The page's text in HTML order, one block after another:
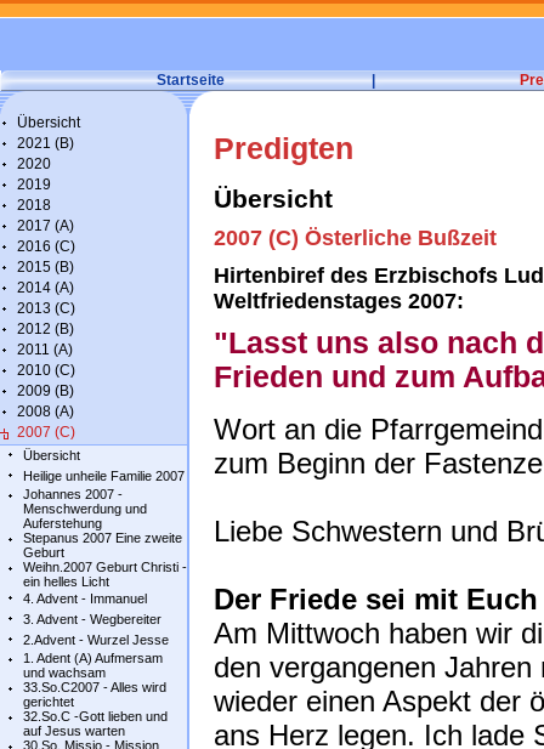
Startseite |
Übersicht
2021 (B)
2020
2019
2018
2017 (A)
2016 (C)
2015 (B)
2014 (A)
2013 (C)
2012 (B)
2011 (A)
2010 (C)
2009 (B)
2008 (A)
2007 (C)
Übersicht
Heilige unheile Familie 2007
Johannes 2007 -
Menschwerdung und
Auferstehung
Stepanus 2007 Eine zweite
Geburt
Weihn.2007 Geburt Christi -
ein helles Licht
4. Advent - Immanuel
3. Advent - Wegbereiter
2.Advent - Wurzel Jesse
1. Adent (A) Aufmersam
und wachsam
33.So.C2007 - Alles wird
gerichtet
32.So.C -Gott lieben und
auf Jesus warten
30.So. Missio - Mission
Predigten
Übersicht
2007 (C) Österliche Bußzeit
Hirtenbiref des Erzbischofs
Weltfriedenstages 2007:
"Lasst uns also nach
Frieden und zum
Wort an die
zum Beginn der
Liebe Schwestern und
Der Friede sei mit Euch
Am Mittwoch haben wir
den vergangenen
wieder einen Aspekt der
ans Herz legen. Ich lade